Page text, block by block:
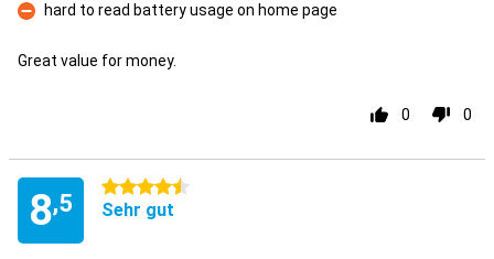
Kontra
hard to read battery usage on home page
Great value for money.
0 0
8,5
4.5 Sterne
Sehr gut